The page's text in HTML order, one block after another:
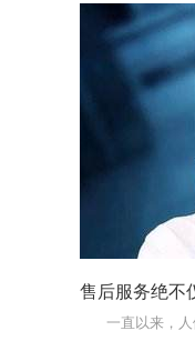
售后服务绝不
一直以来，人